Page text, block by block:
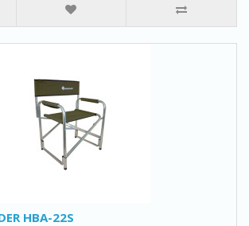
HBA-22S